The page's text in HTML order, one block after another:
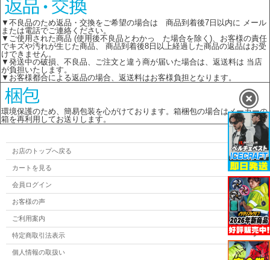
▼不良品のため返品・交換をご希望の場合は 商品到着後7日以内に メール
または電話でご連絡ください。
▼ご使用された商品 (使用後不良品とわかっ た場合を除く)、お客様の責任
でキズや汚れが生じた商品、 商品到着後8日以上経過した商品の返品はお受
けできません。
▼発送中の破損、不良品、ご注文と違う商が届いた場合は、返送料は 当店
が負担いたします。
▼お客様都合による返品の場合、返送料はお客様負担となります。
環境保護のため、簡易包装を心がけております。箱梱包の場合はメーカーの
箱を再利用してお送りします。
お店のトップへ戻る
カートを見る
会員ログイン
お客様の声
ご利用案内
特定商取引法表示
個人情報の取扱い